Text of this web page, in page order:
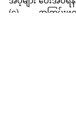
(၄)       အကြ